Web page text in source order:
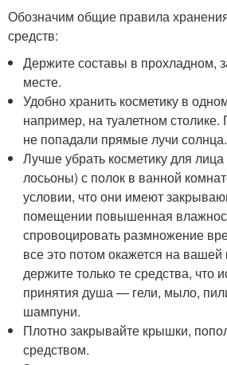
Обозначим общие правила
средств:
Держите составы в прохладном,
месте.
Удобно хранить косметику в
например, на туалетном столике.
не попадали прямые лучи солнца.
Лучше убрать косметику для
лосьоны) с полок в ванной
условии, что они имеют
помещении повышенная
спровоцировать размножение
все это потом окажется на
держите только те средства, что
принятия душа — гели, мыло,
шампуни.
Плотно закрывайте крышки,
средством.